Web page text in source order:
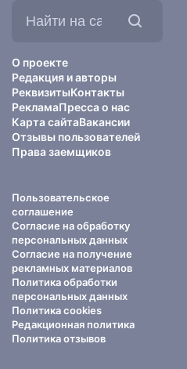
О проекте
Редакция и авторы
РеквизитыКонтакты
РекламаПресса о нас
Карта сайтаВакансии
Отзывы пользователей
Права заемщиков
Пользовательское
соглашение
Согласие на обработку
персональных данных
Согласие на получение
рекламных материалов
Политика обработки
персональных данных
Политика cookies
Редакционная политика
Политика отзывов